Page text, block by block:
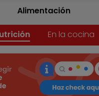
Alimentación
En la cocina